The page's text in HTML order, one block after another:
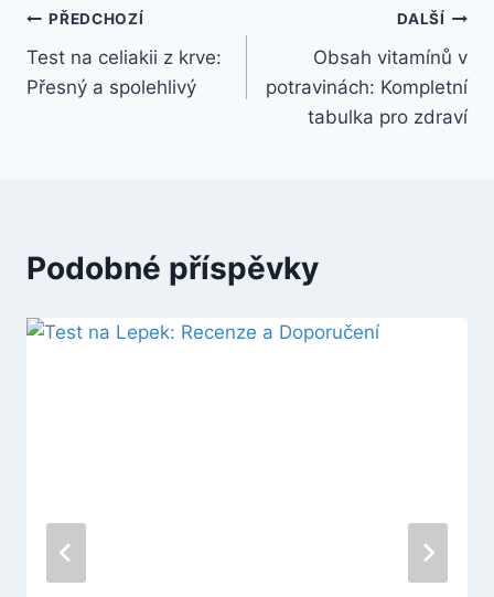
Navigace
pro
PŘEDCHOZÍ
Test na celiakii z krve:
Přesný a spolehlivý
DALŠÍ
Obsah vitamínů v
potravinách: Kompletní
tabulka pro zdraví
Podobné příspěvky